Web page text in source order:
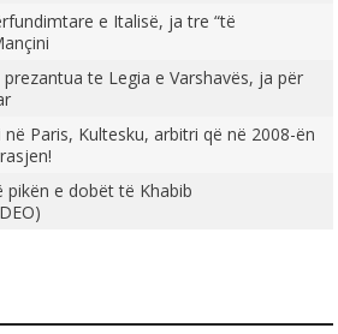
e Italisë, ja tre “të
prezantua te Legia e Varshavës, ja për
në Paris, Kultesku, arbitri që në 2008-ën
pikën e dobët të Khabib